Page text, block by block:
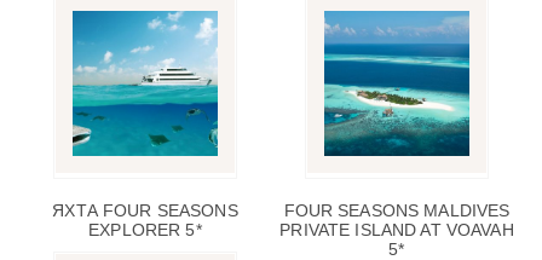
ЯХТА FOUR SEASONS
EXPLORER 5*
FOUR SEASONS MALDIVES
PRIVATE ISLAND AT VOAVAH
5*